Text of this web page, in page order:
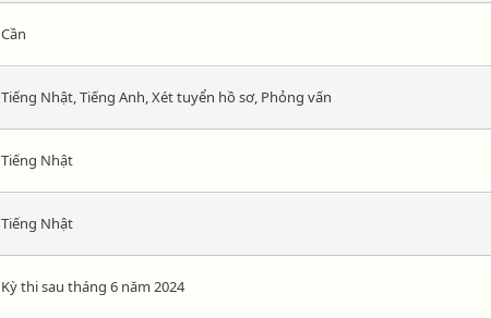
Cần
Tiếng Nhật, Tiếng Anh, Xét tuyển hồ sơ, Phỏng vấn
Tiếng Nhật
Tiếng Nhật
Kỳ thi sau tháng 6 năm 2024